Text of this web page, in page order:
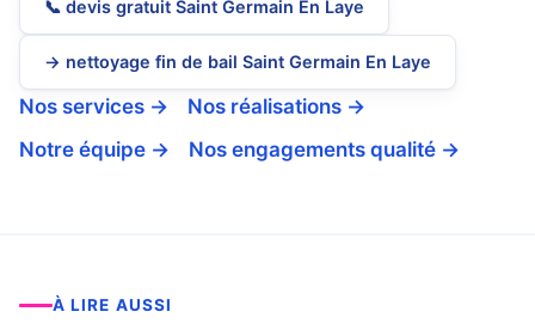
📞 devis gratuit Saint Germain En Laye
→ nettoyage fin de bail Saint Germain En Laye
Nos services →
Nos réalisations →
Notre équipe →
Nos engagements qualité →
À LIRE AUSSI